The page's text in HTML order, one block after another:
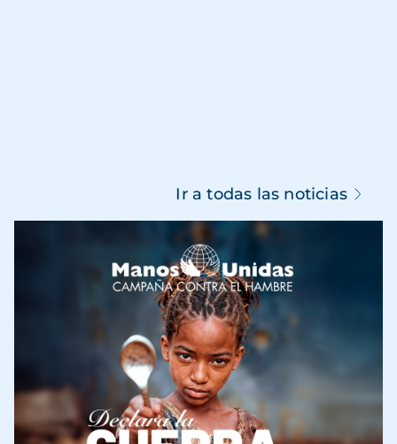
Ir a todas las noticias